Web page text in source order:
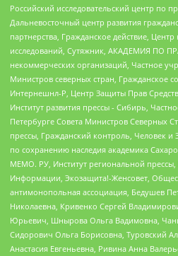
Российский исследовательский центр по
Дальневосточный центр развития
партнерства, Гражданское действие,
исследований, Сутяжник, АКАДЕМИЯ ПО
некоммерческих организаций, Частное
Министров северных стран, Гражданское
Интернешнл-Р, Центр Защиты Прав
Институт развития прессы - Сибирь,
Петербурге Совета Министров Северных
прессы, Гражданский контроль, Человек
по сохранению наследия академика
МЕМО. РУ, Институт региональной прессы,
Информации, Экозащита!-Женсовет,
антимонопольная ассоциация, Бедушев
Николаевна, Кривенко Сергей
Юрьевич, Шнырова Ольга Вадимовна,
Сидорович Ольга Борисовна, Туровский
Анастасия Евгеньевна, Ривина Анна